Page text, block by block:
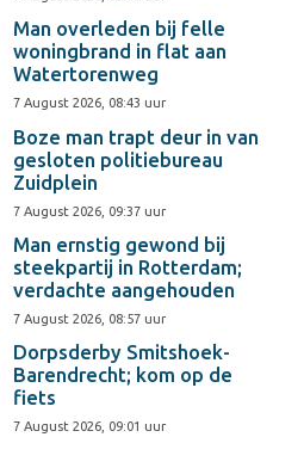
Man overleden bij felle
woningbrand in flat aan
Watertorenweg
7 August 2026, 08:43 uur
Boze man trapt deur in van
gesloten politiebureau
Zuidplein
7 August 2026, 09:37 uur
Man ernstig gewond bij
steekpartij in Rotterdam;
verdachte aangehouden
7 August 2026, 08:57 uur
Dorpsderby Smitshoek-
Barendrecht; kom op de
fiets
7 August 2026, 09:01 uur